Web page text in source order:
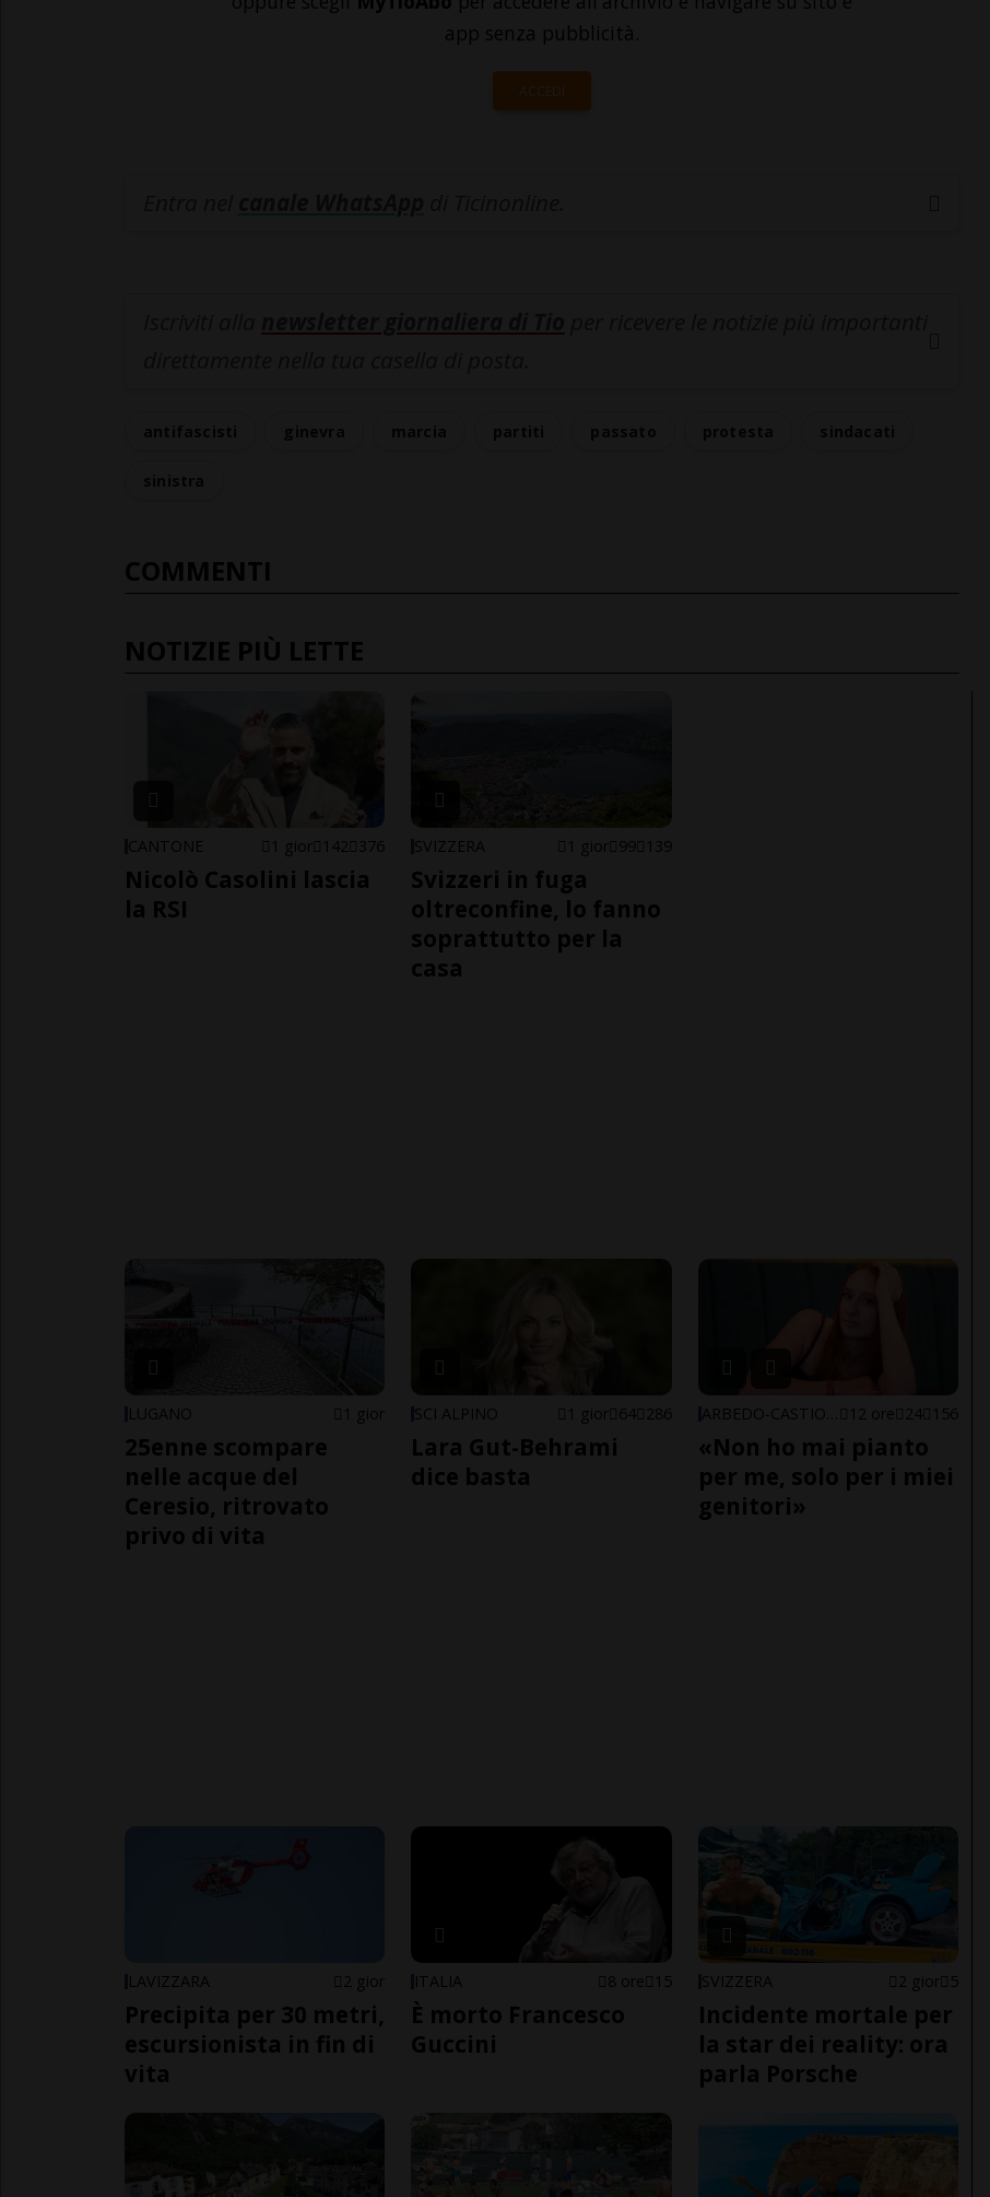
app senza pubblicità.
ACCEDI
COMMENTI
NOTIZIE PIÙ LETTE
CANTONE 1 gior 142 376
Nicolò Casolini lascia
la RSI
SVIZZERA 1 gior 99 139
Svizzeri in fuga
oltreconfine, lo fanno
soprattutto per la
casa
LUGANO 1 gior
25enne scompare
nelle acque del
Ceresio, ritrovato
privo di vita
SCI ALPINO 1 gior 64 286
Lara Gut-Behrami
dice basta
12 ore 24 156
«Non ho mai pianto
per me, solo per i miei
genitori»
LAVIZZARA 2 gior
Precipita per 30 metri,
escursionista in fin di
vita
ITALIA 8 ore 15
È morto Francesco
Guccini
SVIZZERA 2 gior 5
Incidente mortale per
la star dei reality: ora
parla Porsche